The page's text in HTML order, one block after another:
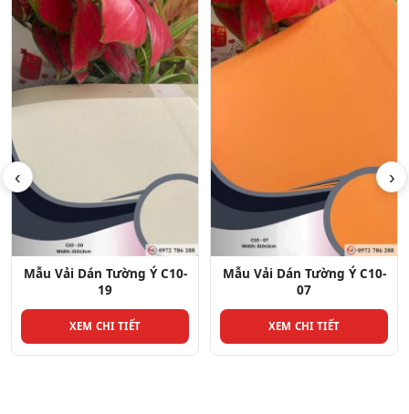
‹
Mẫu Vải Dán Tường Ý C10-
XEM CHI TIẾT
Mẫu Vải Dán Tường Ý
XEM CHI TIẾT
›